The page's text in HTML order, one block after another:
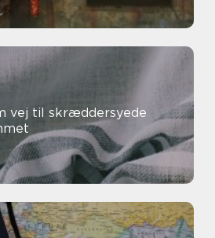
vej til skræddersyede